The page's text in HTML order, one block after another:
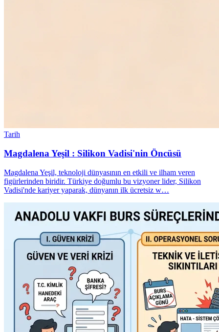
Tarih
Magdalena Yeşil : Silikon Vadisi'nin Öncüsü
Magdalena Yeşil, teknoloji dünyasının en etkili ve ilham veren
figürlerinden biridir. Türkiye doğumlu bu vizyoner lider, Silikon
Vadisi'nde kariyer yaparak, dünyanın ilk ücretsiz w…